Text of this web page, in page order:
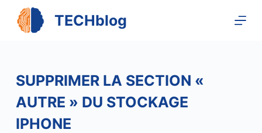
e
a
u
TECHblog
SUPPRIMER LA SECTION «
AUTRE » DU STOCKAGE
IPHONE